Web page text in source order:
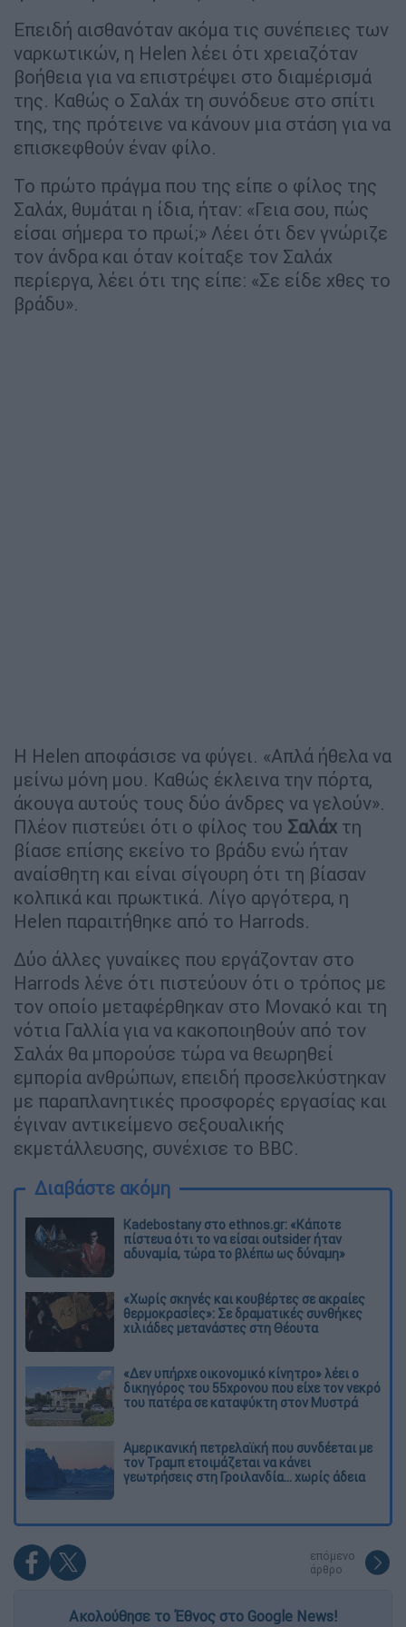
Επειδή αισθανόταν ακόμα τις συνέπειες των
ναρκωτικών, η Helen λέει ότι χρειαζόταν
βοήθεια για να επιστρέψει στο διαμέρισμά
της. Καθώς ο Σαλάχ τη συνόδευε στο σπίτι
της, της πρότεινε να κάνουν μια στάση για να
επισκεφθούν έναν φίλο.
Το πρώτο πράγμα που της είπε ο φίλος της
Σαλάχ, θυμάται η ίδια, ήταν: «Γεια σου, πώς
είσαι σήμερα το πρωί;» Λέει ότι δεν γνώριζε
τον άνδρα και όταν κοίταξε τον Σαλάχ
περίεργα, λέει ότι της είπε: «Σε είδε χθες το
βράδυ».
Η Helen αποφάσισε να φύγει. «Απλά ήθελα να
μείνω μόνη μου. Καθώς έκλεινα την πόρτα,
άκουγα αυτούς τους δύο άνδρες να γελούν».
Πλέον πιστεύει ότι ο φίλος του Σαλάχ τη
βίασε επίσης εκείνο το βράδυ ενώ ήταν
αναίσθητη και είναι σίγουρη ότι τη βίασαν
κολπικά και πρωκτικά. Λίγο αργότερα, η
Helen παραιτήθηκε από το Harrods.
Δύο άλλες γυναίκες που εργάζονταν στο
Harrods λένε ότι πιστεύουν ότι ο τρόπος με
τον οποίο μεταφέρθηκαν στο Μονακό και τη
νότια Γαλλία για να κακοποιηθούν από τον
Σαλάχ θα μπορούσε τώρα να θεωρηθεί
εμπορία ανθρώπων, επειδή προσελκύστηκαν
με παραπλανητικές προσφορές εργασίας και
έγιναν αντικείμενο σεξουαλικής
εκμετάλλευσης, συνέχισε το BBC.
Διαβάστε ακόμη
Kadebostany στο ethnos.gr: «Κάποτε
πίστευα ότι το να είσαι outsider ήταν
αδυναμία, τώρα το βλέπω ως δύναμη»
«Χωρίς σκηνές και κουβέρτες σε ακραίες
θερμοκρασίες»: Σε δραματικές συνθήκες
χιλιάδες μετανάστες στη Θέουτα
«Δεν υπήρχε οικονομικό κίνητρο» λέει ο
δικηγόρος του 55χρονου που είχε τον νεκρό
του πατέρα σε καταψύκτη στον Μυστρά
Αμερικανική πετρελαϊκή που συνδέεται με
τον Τραμπ ετοιμάζεται να κάνει
γεωτρήσεις στη Γροιλανδία... χωρίς άδεια
επόμενο
άρθρο
Ακολούθησε το Έθνος στο Google News!